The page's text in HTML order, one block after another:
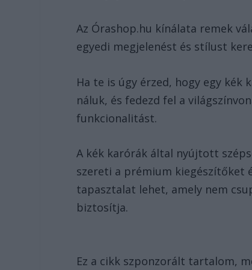
Az Órashop.hu kínálata remek
egyedi megjelenést és stílust
Ha te is úgy érzed, hogy egy kék
náluk, és fedezd fel a
funkcionalitást.
A kék karórák által nyújtott
szereti a prémium kiegészítőket
tapasztalat lehet, amely nem
biztosítja.
Ez a cikk szponzorált tartalom,